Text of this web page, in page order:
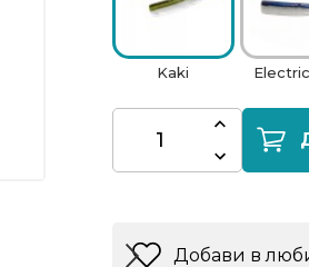
Kaki
Добави в